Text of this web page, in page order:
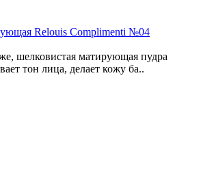
Relouis Complimenti №04
шелковистая матирующая пудра
тон лица, делает кожу ба..